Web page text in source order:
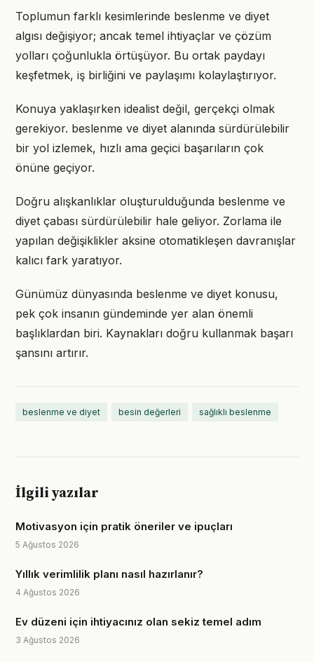
Toplumun farklı kesimlerinde beslenme ve diyet
algısı değişiyor; ancak temel ihtiyaçlar ve çözüm
yolları çoğunlukla örtüşüyor. Bu ortak paydayı
keşfetmek, iş birliğini ve paylaşımı kolaylaştırıyor.
Konuya yaklaşırken idealist değil, gerçekçi olmak
gerekiyor. beslenme ve diyet alanında sürdürülebilir
bir yol izlemek, hızlı ama geçici başarıların çok
önüne geçiyor.
Doğru alışkanlıklar oluşturulduğunda beslenme ve
diyet çabası sürdürülebilir hale geliyor. Zorlama ile
yapılan değişiklikler aksine otomatikleşen davranışlar
kalıcı fark yaratıyor.
Günümüz dünyasında beslenme ve diyet konusu,
pek çok insanın gündeminde yer alan önemli
başlıklardan biri. Kaynakları doğru kullanmak başarı
şansını artırır.
beslenme ve diyet besin değerleri sağlıklı beslenme
İlgili yazılar
Motivasyon için pratik öneriler ve ipuçları
5 Ağustos 2026
Yıllık verimlilik planı nasıl hazırlanır?
4 Ağustos 2026
Ev düzeni için ihtiyacınız olan sekiz temel adım
3 Ağustos 2026